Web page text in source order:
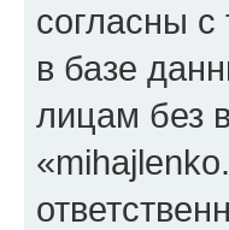
согласны
в базе
лицам без